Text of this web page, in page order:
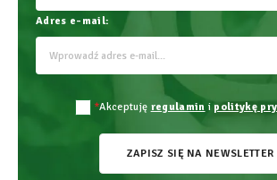
Adres e-mail:
*Akceptuję regulamin i politykę
ZAPISZ SIĘ NA NEWSLETTER